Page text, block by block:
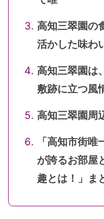
高知三翠園の
活かした味わ
高知三翠園は
敷跡に立つ風
高知三翠園周
「高知市街
が誇るお部屋
趣とは！」ま